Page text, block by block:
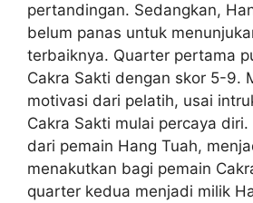
pertandingan. Sedangkan,
belum panas untuk
terbaiknya. Quarter pertama
Cakra Sakti dengan skor 5-9.
motivasi dari pelatih, usai
Cakra Sakti mulai percaya
dari pemain Hang Tuah,
menakutkan bagi pemain
quarter kedua menjadi milik